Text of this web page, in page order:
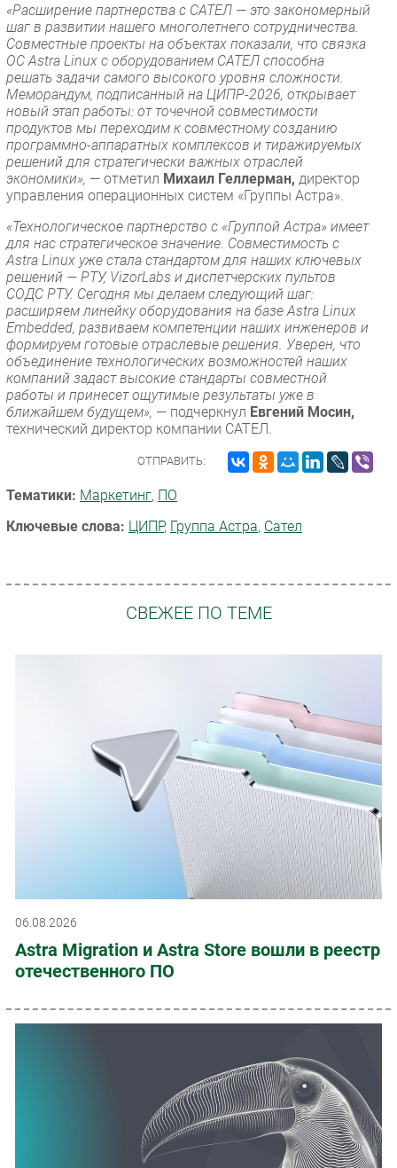
«Расширение партнерства с САТЕЛ — это закономерный
шаг в развитии нашего многолетнего сотрудничества.
Совместные проекты на объектах показали, что связка
ОС Astra Linux с оборудованием САТЕЛ способна
решать задачи самого высокого уровня сложности.
Меморандум, подписанный на ЦИПР-2026, открывает
новый этап работы: от точечной совместимости
продуктов мы переходим к совместному созданию
программно-аппаратных комплексов и тиражируемых
решений для стратегически важных отраслей
экономики», — отметил Михаил Геллерман, директор
управления операционных систем «Группы Астра».
«Технологическое партнерство с «Группой Астра» имеет
для нас стратегическое значение. Совместимость с
Astra Linux уже стала стандартом для наших ключевых
решений — РТУ, VizorLabs и диспетчерских пультов
СОДС РТУ. Сегодня мы делаем следующий шаг:
расширяем линейку оборудования на базе Astra Linux
Embedded, развиваем компетенции наших инженеров и
формируем готовые отраслевые решения. Уверен, что
объединение технологических возможностей наших
компаний задаст высокие стандарты совместной
работы и принесет ощутимые результаты уже в
ближайшем будущем», — подчеркнул Евгений Мосин,
технический директор компании САТЕЛ.
ОТПРАВИТЬ:
Тематики: Маркетинг, ПО
Ключевые слова: ЦИПР, Группа Астра, Сател
СВЕЖЕЕ ПО ТЕМЕ
06.08.2026
Astra Migration и Astra Store вошли в реестр
отечественного ПО